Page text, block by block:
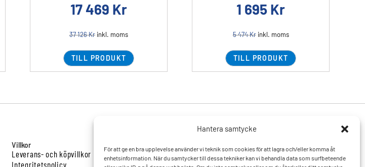
Hantera samtycke
För att ge en bra upplevelse använder vi teknik som cookies för att lagra och/eller komma åt
enhetsinformation. När du samtycker till dessa tekniker kan vi behandla data som surfbeteende
17 469 Kr
37 126Kr inkl. moms
TILL PRODUKT
1 695 Kr
5 474Krinkl. moms
TILL PRODUKT
Villkor
Leverans- och köpvillkor
Integritetspolicy
Varumärken
Mitt konto
Vanliga frågor och svar
Kontakta oss